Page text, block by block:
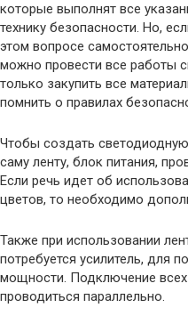
которые выполнят все
технику безопасности. Но,
этом вопросе
можно провести все работы
только закупить все
помнить о правилах
Чтобы создать
саму ленту, блок питания,
Если речь идет об
цветов, то необходимо
Также при использовании
потребуется усилитель, для
мощности. Подключение
проводиться параллельно.